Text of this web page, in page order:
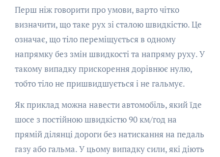
Перш ніж говорити про умови, варто чітко
визначити, що таке рух зі сталою швидкістю. Це
означає, що тіло переміщується в одному
напрямку без змін швидкості та напряму руху. У
такому випадку прискорення дорівнює нулю,
тобто тіло не пришвидшується і не гальмує.
Як приклад можна навести автомобіль, який їде
шосе з постійною швидкістю 90 км/год на
прямій ділянці дороги без натискання на педаль
газу або гальма. У цьому випадку сили, які діють